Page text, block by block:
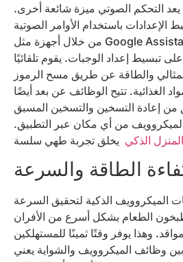
التحكم الصوتي ميزة شائعة أخرى.
باستخدام الأوامر الصوتية
من خلال أجهزة مثل Google Assistant أو Alexa. تعمل تقنية
تبسيط إعداد الوجبات. يقوم تلقائيًا
والطاقة عن طريق مسح الرموز
الغذائية. تتيح الوظائف عن بعد أيضًا
من إعادة التسخين والتسخين المسبق
من أي مكان عبر التطبيق.
الذكي
الطاقة والسرعة
الميكروويف الذكية لتحقيق السرعة
الطعام بشكل أسرع من الأفران
وهذا يوفر وقتًا ثمينًا للمستهلكين
وظائف الميكروويف والشواية يعني